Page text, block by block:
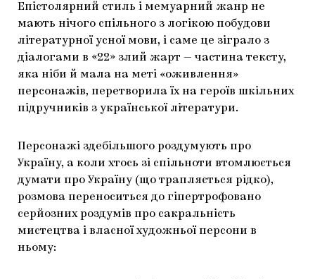
Епістолярний стиль і мемуарний жанр не
мають нічого спільного з логікою побудови
літературної усної мови, і саме це зіграло з
діалогами в «22» злий жарт — частина тексту,
яка ніби й мала на меті «оживлення»
персонажів, перетворила їх на героїв шкільних
підручників з української літератури.
Персонажі здебільшого роздумують про
Україну, а коли хтось зі спільноти втомлюється
думати про Україну (що трапляється рідко),
розмова переноситься до гіпертрофовано
серйозних роздумів про сакральність
мистецтва і власної художньої персони в
ньому: